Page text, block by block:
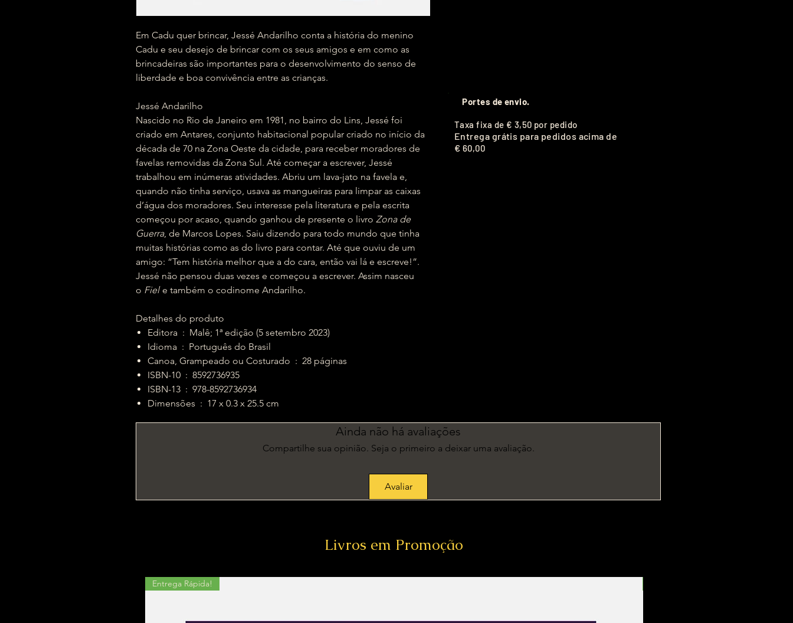
Em Cadu quer brincar, Jessé Andarilho conta a história do menino
Cadu e seu desejo de brincar com os seus amigos e em como as
brincadeiras são importantes para o desenvolvimento do senso de
liberdade e boa convivência entre as crianças.
Jessé Andarilho
Nascido no Rio de Janeiro em 1981, no bairro do Lins, Jessé foi
criado em Antares, conjunto habitacional popular criado no início da
década de 70 na Zona Oeste da cidade, para receber moradores de
favelas removidas da Zona Sul. Até começar a escrever, Jessé
trabalhou em inúmeras atividades. Abriu um lava-jato na favela e,
quando não tinha serviço, usava as mangueiras para limpar as caixas
d’água dos moradores. Seu interesse pela literatura e pela escrita
começou por acaso, quando ganhou de presente o livro Zona de
Guerra, de Marcos Lopes. Saiu dizendo para todo mundo que tinha
muitas histórias como as do livro para contar. Até que ouviu de um
amigo: “Tem história melhor que a do cara, então vai lá e escreve!”.
Jessé não pensou duas vezes e começou a escrever. Assim nasceu
o Fiele também o codinome Andarilho.
Detalhes do produto
Editora ‏ : ‎ Malê; 1ª edição (5 setembro 2023)
Idioma ‏ : ‎ Português do Brasil
Canoa, Grampeado ou Costurado ‏ : ‎ 28 páginas
ISBN-10 ‏ : ‎ 8592736935
ISBN-13 ‏ : ‎ 978-8592736934
Dimensões ‏ : ‎ 17 x 0.3 x 25.5 cm
Ainda não há avaliações
Compartilhe sua opinião. Seja o primeiro a deixar uma avaliação.
Avaliar
Portes de envio.
Taxa fixa de € 3,50 por pedido
Entrega grátis para pedidos acima de
€ 60,00
Livros em Promoção
Entrega Rápida!